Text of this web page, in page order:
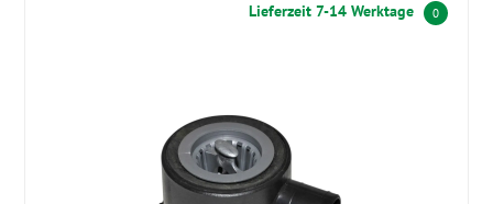
Lieferzeit 7-14 Werktage 0